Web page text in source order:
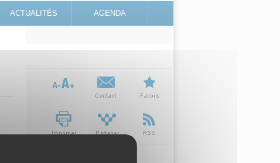
Retrouvez toute l'information sur le site education.gouv.fr
ACTUALITÉS AGENDA